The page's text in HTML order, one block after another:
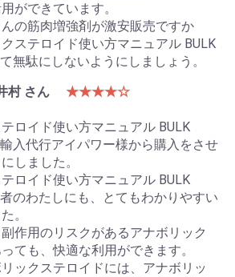
ができています。
の筋肉増強剤が激安販売ですか
ステロイド使い方マニュアル BULK
無駄にしないようにしましょう。
村 さん
★★★★☆
ロイド使い方マニュアル BULK
入代行アイパワー様から購入をさせ
しました。
ロイド使い方マニュアル BULK
のわたしにも、とてもわかりやすい
。
作用のリスクがあるアナボリック
ても、快適な利用ができます。
ックステロイドには、アナボリッ